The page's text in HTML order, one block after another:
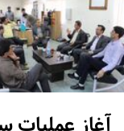
آغاز عملیات